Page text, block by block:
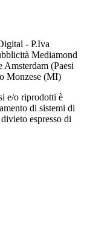
- P.Iva
Mediamond
(Paesi
Monzese (MI)
e/o riprodotti è
di sistemi di
espresso di